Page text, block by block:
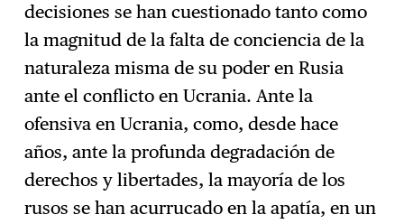
decisiones se han cuestionado tanto como
la magnitud de la falta de conciencia de la
naturaleza misma de su poder en Rusia
ante el conflicto en Ucrania. Ante la
ofensiva en Ucrania, como, desde hace
años, ante la profunda degradación de
derechos y libertades, la mayoría de los
rusos se han acurrucado en la apatía, en un